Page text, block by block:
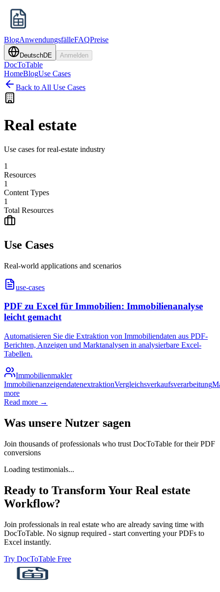
BlogAnwendungsfälleFAQPreise
DeutschDE Anmelden
DocToTable
HomeBlogUse Cases
Back to All Use Cases
Real estate
Use cases for real-estate industry
1
Resources
1
Content Types
1
Total Resources
Use Cases
Real-world applications and scenarios
use-cases
PDF zu Excel für Immobilien: Immobilienanalyse
leicht gemacht
Automatisieren Sie die Extraktion von Immobiliendaten aus PDF-
Berichten, Anzeigen und Marktanalysen in analysierbare Excel-
Tabellen.
Immobilienmakler
ImmobilienanzeigendatenextraktionVergleichsverkaufsverarbeitung
more
Read more →
Was unsere Nutzer sagen
Join thousands of professionals who trust DocToTable for their PDF
conversions
Loading testimonials...
Ready to Transform Your Real estate
Workflow?
Join professionals in real estate who are already saving time with
DocToTable. No signup required - start converting your PDFs to
Excel instantly.
Try DocToTable Free